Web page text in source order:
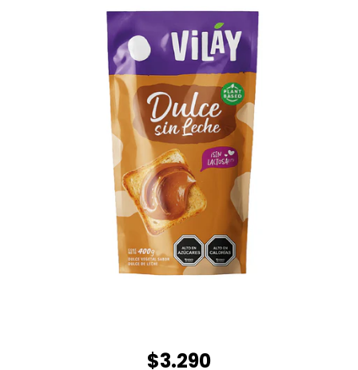
$3.290